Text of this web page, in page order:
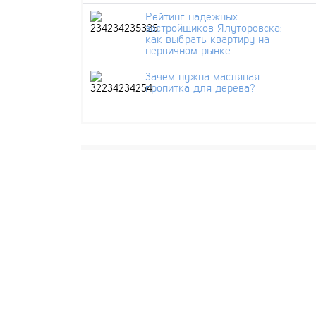
Рейтинг надежных
застройщиков Ялуторовска:
как выбрать квартиру на
первичном рынке
Зачем нужна масляная
пропитка для дерева?